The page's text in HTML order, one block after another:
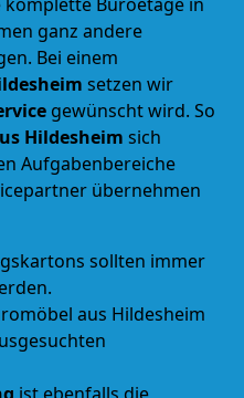
ganz andere
Bei einem
setzen wir
gewünscht wird. So
Hildesheim sich
Aufgabenbereiche
übernehmen
sollten immer
aus Hildesheim